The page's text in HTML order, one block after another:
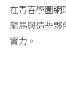
在青春學園網
龍馬與這些夥
實力。